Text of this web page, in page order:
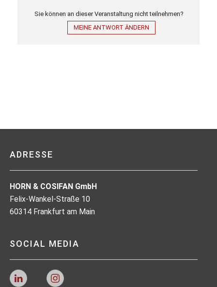
Sie können an dieser Veranstaltung nicht teilnehmen?
MEINE ANTWORT ÄNDERN
ADRESSE
HORN & COSIFAN GmbH
Felix-Wankel-Straße 10
60314 Frankfurt am Main
SOCIAL MEDIA